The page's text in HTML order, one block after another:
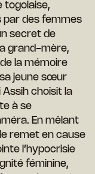
togolaise,
par des femmes
secret de
grand-mère,
la mémoire
jeune sœur
Assih choisit la
à se
En mêlant
remet en cause
l’hypocrisie
féminine,